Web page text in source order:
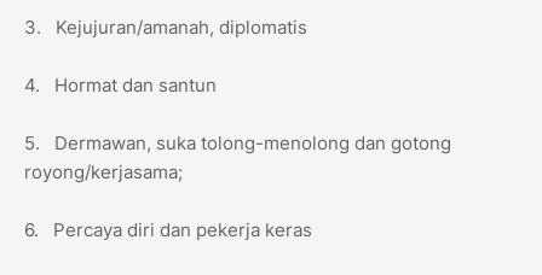
3. Kejujuran/amanah, diplomatis
4. Hormat dan santun
5. Dermawan, suka tolong-menolong dan gotong
royong/kerjasama;
6. Percaya diri dan pekerja keras